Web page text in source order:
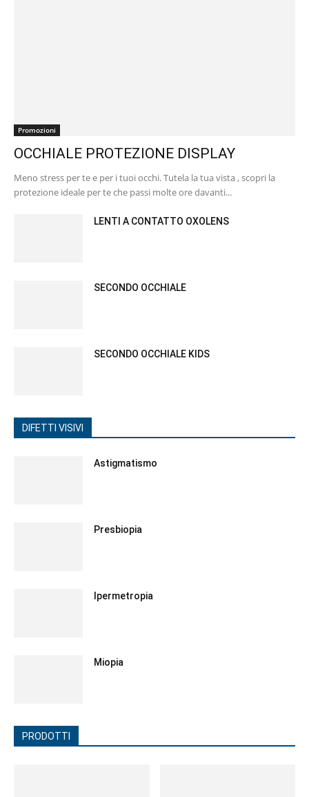
Promozioni
OCCHIALE PROTEZIONE DISPLAY
Meno stress per te e per i tuoi occhi. Tutela la tua vista , scopri la
protezione ideale per te che passi molte ore davanti...
LENTI A CONTATTO OXOLENS
SECONDO OCCHIALE
SECONDO OCCHIALE KIDS
DIFETTI VISIVI
Astigmatismo
Presbiopia
Ipermetropia
Miopia
PRODOTTI